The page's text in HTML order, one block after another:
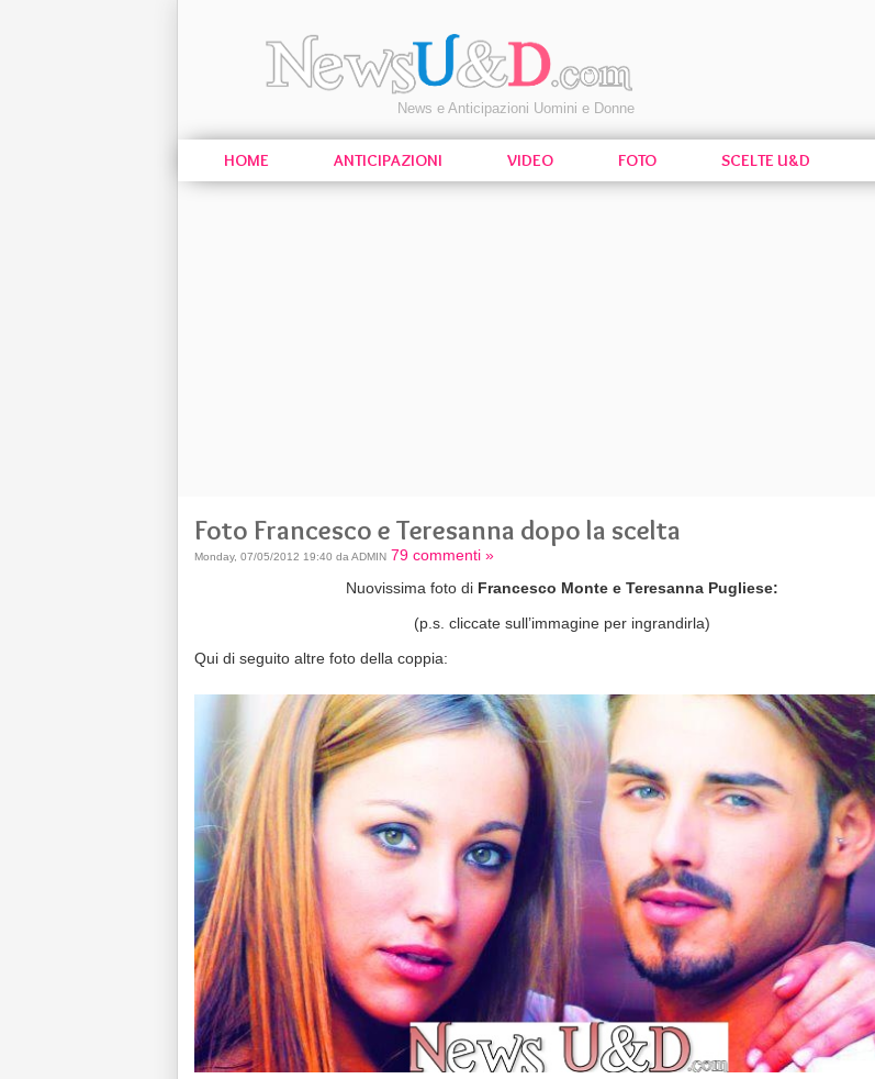
News e Anticipazioni Uomini e Donne
HOME ANTICIPAZIONI VIDEO FOTO SCELTE U&D
Foto Francesco e Teresanna dopo la scelta
Monday, 07/05/2012 19:40 da ADMIN 79 commenti »
Nuovissima foto di Francesco Monte e Teresanna Pugliese:
(p.s. cliccate sull’immagine per ingrandirla)
Qui di seguito altre foto della coppia: